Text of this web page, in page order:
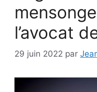
l’avocat
29 juin 2022 par